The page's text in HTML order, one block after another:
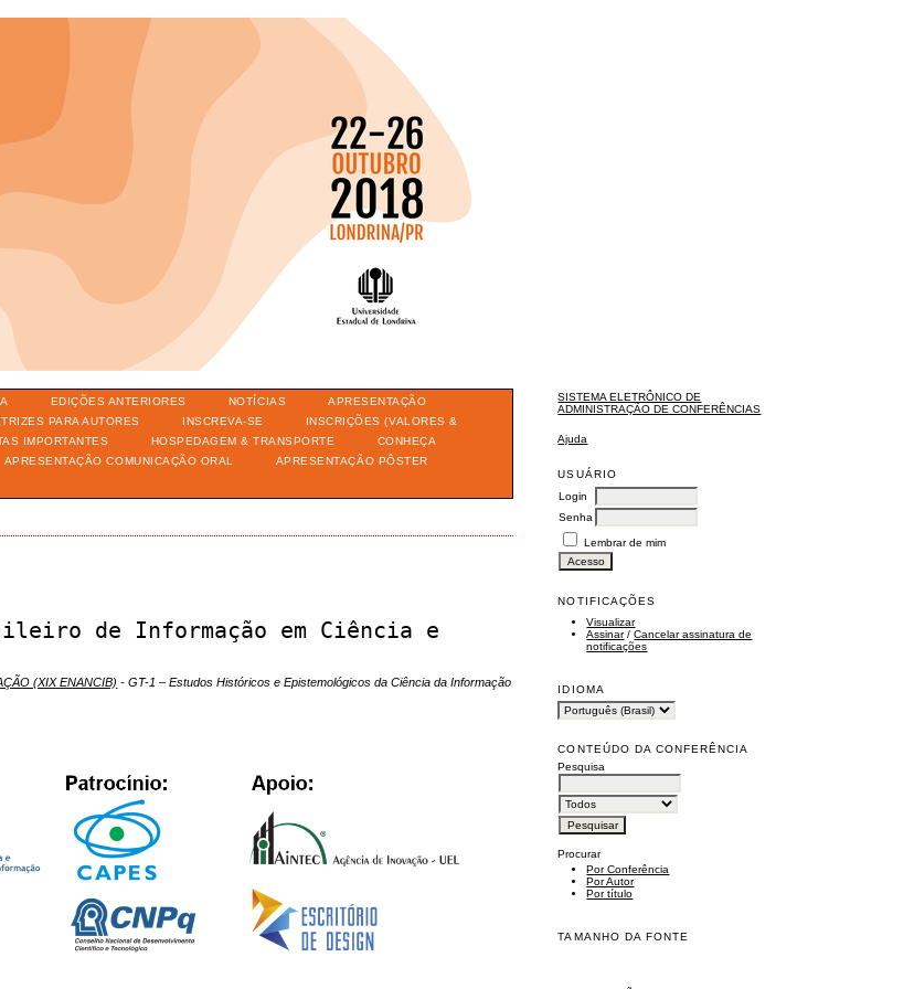
SISTEMA ELETRÔNICO DE
ADMINISTRAÇÃO DE CONFERÊNCIAS
Ajuda
USUÁRIO
Login
Senha
Lembrar de mim
NOTIFICAÇÕES
Visualizar
Assinar/Cancelar assinatura de
notificações
IDIOMA
CONTEÚDO DA CONFERÊNCIA
Pesquisa
Procurar
Por Conferência
Por Autor
Por título
TAMANHO DA FONTE
EDIÇÕES ANTERIORES NOTÍCIAS
APRESENTAÇÃO
PARA AUTORES INSCREVA-SE
INSCRIÇÕES (VALORES &
IMPORTANTES HOSPEDAGEM & TRANSPORTE
CONHEÇA
APRESENTAÇÃO COMUNICAÇÃO ORAL
APRESENTAÇÃO PÔSTER
de Informação em Ciência e
(XIX ENANCIB) - GT-1 – Estudos Históricos e Epistemológicos da Ciência da Informação